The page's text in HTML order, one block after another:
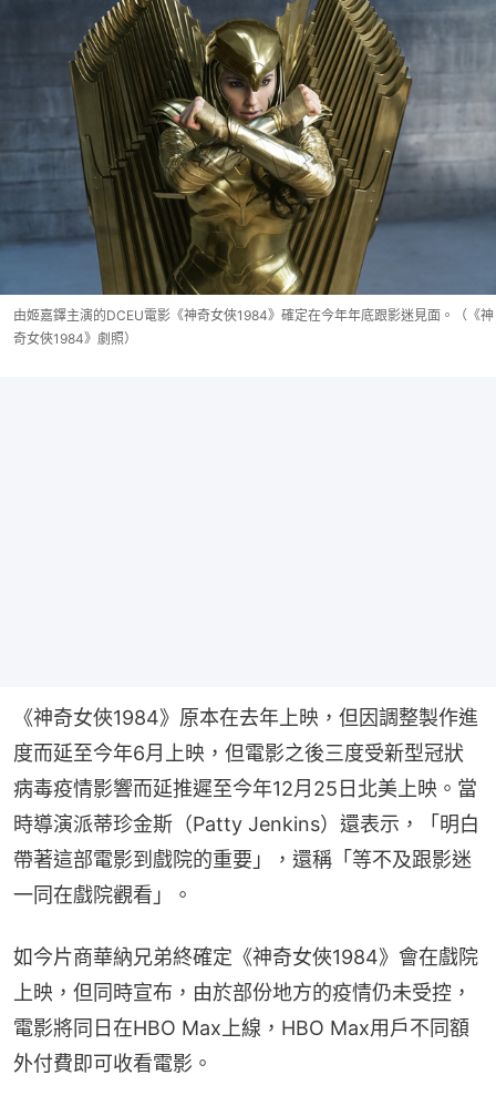
由姬嘉鐸主演的DCEU電影《神奇女俠1984》確定在今年年底跟影迷見面。（《神
奇女俠1984》劇照）
《神奇女俠1984》原本在去年上映，但因調整製作進
度而延至今年6月上映，但電影之後三度受新型冠狀
病毒疫情影響而延推遲至今年12月25日北美上映。當
時導演派蒂珍金斯（Patty Jenkins）還表示，「明白
帶著這部電影到戲院的重要」，還稱「等不及跟影迷
一同在戲院觀看」。
如今片商華納兄弟終確定《神奇女俠1984》會在戲院
上映，但同時宣布，由於部份地方的疫情仍未受控，
電影將同日在HBO Max上線，HBO Max用戶不同額
外付費即可收看電影。